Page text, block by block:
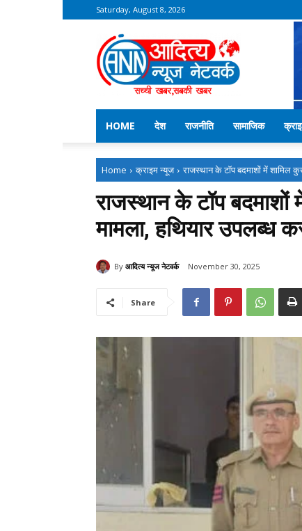
Saturday, August 8, 2026
Aditya
News
Network
–
Kekri
News
HOME
देश राजनीति सामाजिक
Home क्राइम न्यूज राजस्थान के टॉप बदमाशों में शामिल
राजस्थान के टॉप
मामला, हथियार उपलब्ध
By आदित्य न्यूज नेटवर्क November 30, 2025
Share